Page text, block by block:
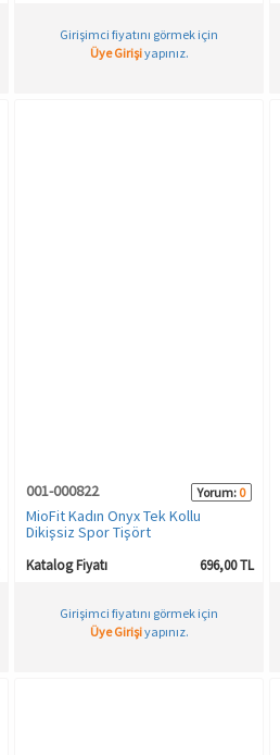
Girişimci fiyatını görmek için
Üye Girişiyapınız.
001-000822 Yorum: 0
MioFit Kadın Onyx Tek Kollu
Dikişsiz Spor Tişört
Katalog Fiyatı 696,00 TL
Girişimci fiyatını görmek için
Üye Girişiyapınız.